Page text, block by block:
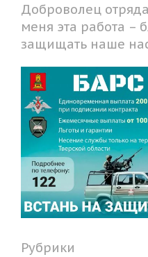
Доброволец
меня эта работа –
защищать наше
Рубрики